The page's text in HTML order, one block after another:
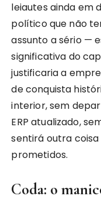
leiautes ainda em
político que não
assunto a sério —
significativa do
justificaria a
de conquista
interior, sem
ERP atualizado,
sentirá outra
prometidos.
Coda: o